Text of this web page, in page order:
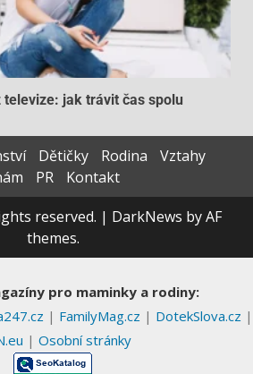
televize: jak trávit čas spolu
Dětičky Rodina
Vztahy
PR
Kontakt
reserved. | DarkNews by AF
themes.
pro maminky a rodiny:
| FamilyMag.cz | DotekSlova.cz |
| Osobní stránky